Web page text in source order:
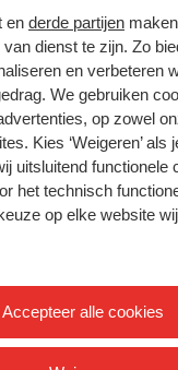
en derde partijen
dienst te zijn. Zo
en verbeteren
We gebruiken
op zowel
Kies ‘Weigeren’ als
uitsluitend functionele
het technisch
op elke website
Accepteer alle cookies
komt alles